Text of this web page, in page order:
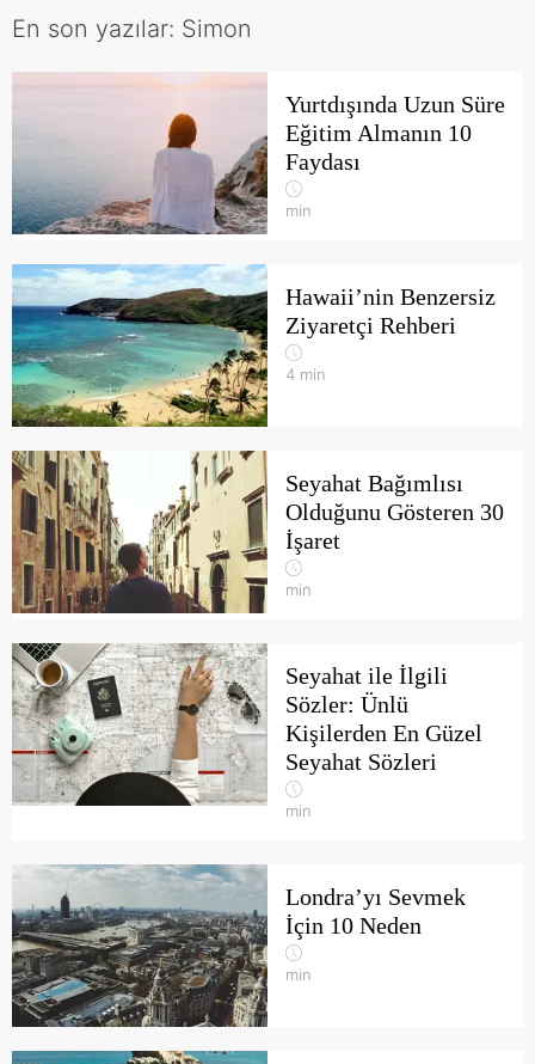
En son yazılar: Simon
Yurtdışında Uzun Süre
Eğitim Almanın 10
Faydası
min
Hawaii’nin Benzersiz
Ziyaretçi Rehberi
4 min
Seyahat Bağımlısı
Olduğunu Gösteren 30
İşaret
min
Seyahat ile İlgili
Sözler: Ünlü
Kişilerden En Güzel
Seyahat Sözleri
min
Londra’yı Sevmek
İçin 10 Neden
min